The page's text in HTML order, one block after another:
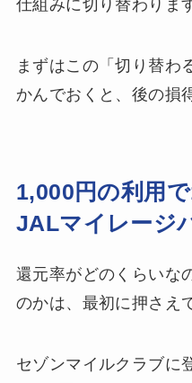
仕組みに切り替わりま
まずはこの「切り替わ
かんでおくと、後の損
1,000円の利用
JALマイレージ
還元率がどのくらいな
のかは、最初に押さえ
セゾンマイルクラブに